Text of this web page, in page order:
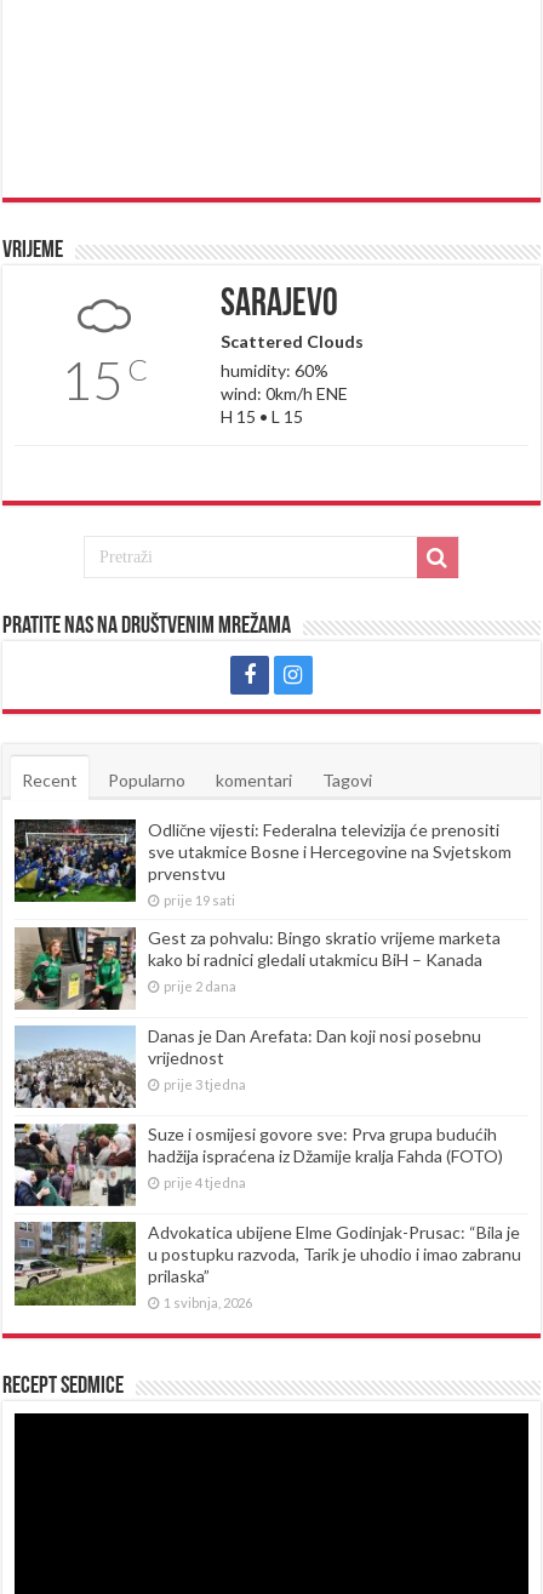
Vrijeme
15 C
Sarajevo
Scattered Clouds
humidity: 60%
wind: 0km/h ENE
H 15 • L 15
Pratite nas na društvenim mrežama
Recent Popularno komentari Tagovi
Odlične vijesti: Federalna televizija će prenositi
sve utakmice Bosne i Hercegovine na Svjetskom
prvenstvu
prije 19 sati
Gest za pohvalu: Bingo skratio vrijeme marketa
kako bi radnici gledali utakmicu BiH – Kanada
prije 2 dana
Danas je Dan Arefata: Dan koji nosi posebnu
vrijednost
prije 3 tjedna
Suze i osmijesi govore sve: Prva grupa budućih
hadžija ispraćena iz Džamije kralja Fahda (FOTO)
prije 4 tjedna
Advokatica ubijene Elme Godinjak-Prusac: “Bila je
u postupku razvoda, Tarik je uhodio i imao zabranu
prilaska”
1 svibnja, 2026
Recept sedmice